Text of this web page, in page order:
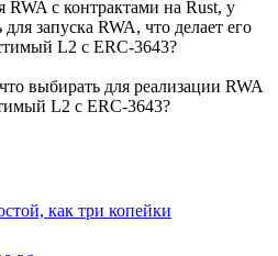
RWA с контрактами на Rust, у
запуска RWA, что делает его
L2 c ERC-3643?
выбирать для реализации RWA
L2 c ERC-3643?
как три копейки